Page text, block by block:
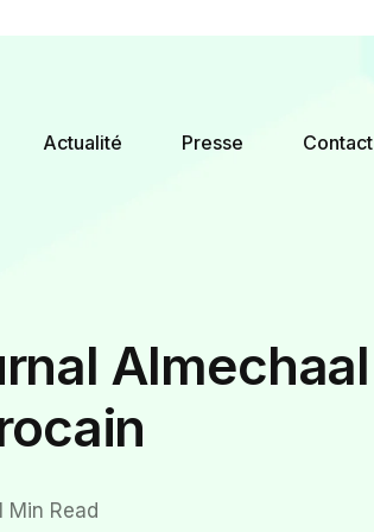
Actualité Presse Contact
Almechaal
Min Read